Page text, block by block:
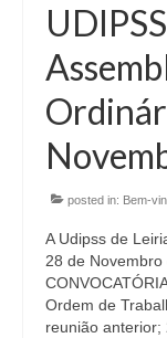
posted in: Bem-
A Udipss de
28 de
Ordem de
reunião